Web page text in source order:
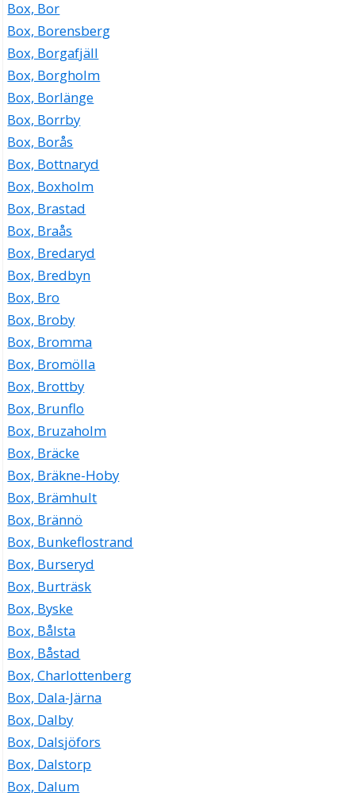
Box, Bor
Box, Borensberg
Box, Borgafjäll
Box, Borgholm
Box, Borlänge
Box, Borrby
Box, Borås
Box, Bottnaryd
Box, Boxholm
Box, Brastad
Box, Braås
Box, Bredaryd
Box, Bredbyn
Box, Bro
Box, Broby
Box, Bromma
Box, Bromölla
Box, Brottby
Box, Brunflo
Box, Bruzaholm
Box, Bräcke
Box, Bräkne-Hoby
Box, Brämhult
Box, Brännö
Box, Bunkeflostrand
Box, Burseryd
Box, Burträsk
Box, Byske
Box, Bålsta
Box, Båstad
Box, Charlottenberg
Box, Dala-Järna
Box, Dalby
Box, Dalsjöfors
Box, Dalstorp
Box, Dalum